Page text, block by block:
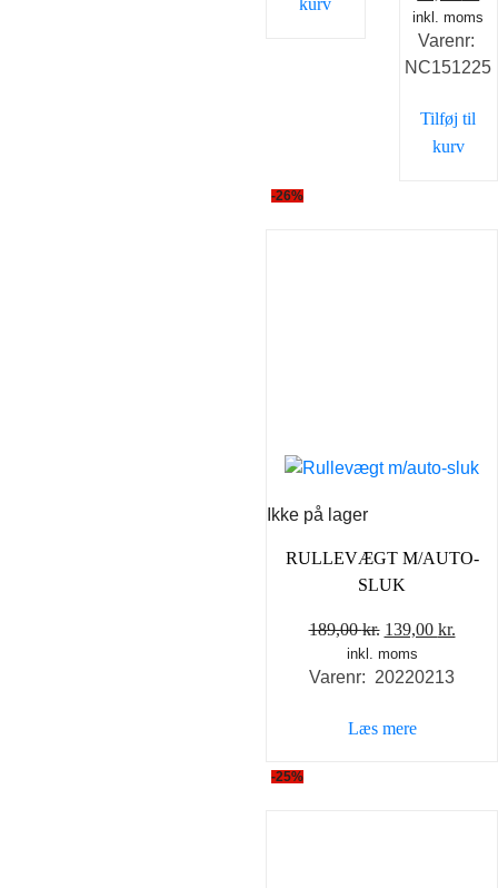
kurv
pris
var:
er:
inkl. moms
Varenr:
NC151225
Tilføj til
kurv
-26%
Ikke på lager
RULLEVÆGT M/AUTO-
SLUK
189,00kr. Den
oprindelige
pris
189,00 kr..
139,00 kr.
pris
inkl. moms
Varenr: 20220213
Læs mere
-25%